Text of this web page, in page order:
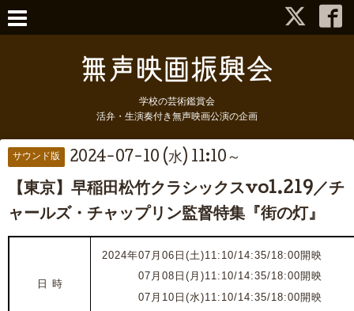
学校の芸術鑑賞会
活弁・生演奏付き無声映画公演の企画
サウンド版 2024-07-10 (水) 11:10～
【東京】早稲田松竹クラシックスvol.219／チ
ャールズ・チャップリン監督特集『街の灯』
日 時
2024年07月06日(土)11:10/14:35/18:00開映
07月08日(月)11:10/14:35/18:00開映
07月10日(水)11:10/14:35/18:00開映